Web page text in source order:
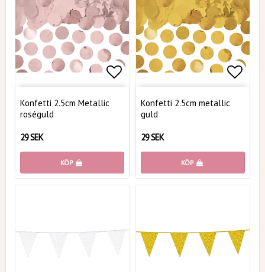
Konfetti 2.5cm Metallic
roséguld
29 SEK
KÖP
Konfetti 2.5cm metallic
guld
29 SEK
KÖP